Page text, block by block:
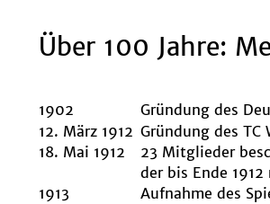
Über 100 Jahre:
1902
Gründung des
12. März 1912 Gründung des TC
18. Mai 1912
23 Mitglieder
der bis Ende
1913
Aufnahme des